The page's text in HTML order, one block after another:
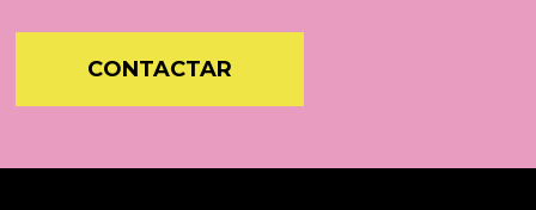
CONTACTAR